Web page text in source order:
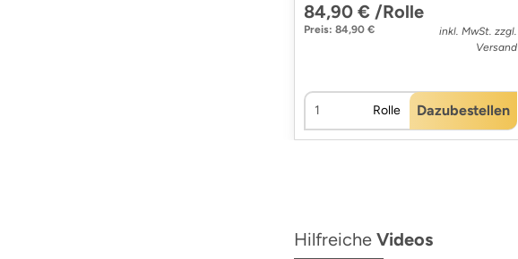
84,90 € /Rolle
Preis: 84,90 €
inkl. MwSt. zzgl.
Versand
Rolle Dazubestellen
Hilfreiche Videos